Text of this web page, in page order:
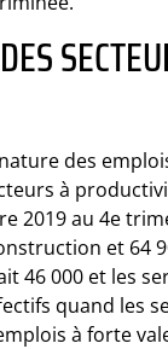
des
à
2019 au 4e
et 64
46 000 et les
quand les
à forte